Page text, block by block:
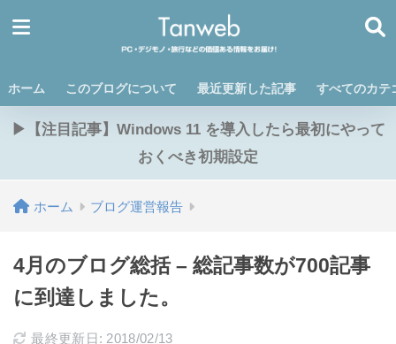
ホーム このブログについて 最近更新した記事 すべてのカテ
▶【注目記事】Windows 11 を導入したら最初にやって
おくべき初期設定
ホーム ブログ運営報告
4月のブログ総括 – 総記事数が700記事
に到達しました。
最終更新日: 2018/02/13